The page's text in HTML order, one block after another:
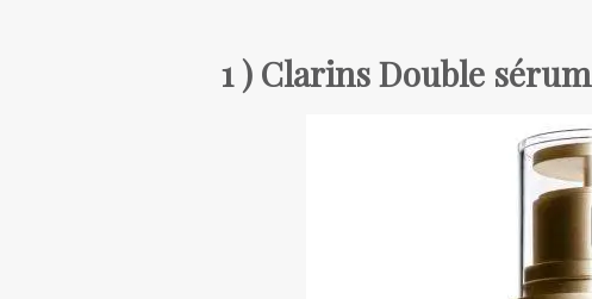
1 ) Clarins Double sérum